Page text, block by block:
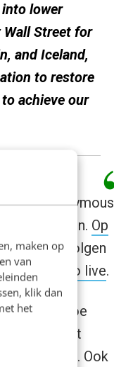
maken op
van
klik dan
het
lower
Street for
and Iceland,
to restore
achieve our
, maar Anonymous
verzamelen. Op
is live te volgen
gaat zo live.
Indien ja, hoe
al wel dat
Ook